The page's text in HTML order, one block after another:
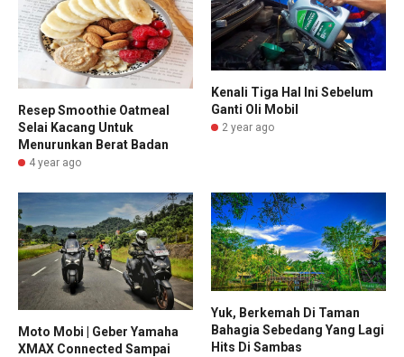
Resep Smoothie Oatmeal
Selai Kacang Untuk
Menurunkan Berat Badan
4 year ago
Kenali Tiga Hal Ini Sebelum
Ganti Oli Mobil
2 year ago
Moto Mobi | Geber Yamaha
XMAX Connected Sampai
Yuk, Berkemah Di Taman
Bahagia Sebedang Yang Lagi
Hits Di Sambas